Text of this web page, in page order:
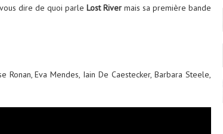
dire de quoi parle Lost River mais sa première bande
Ronan, Eva Mendes, Iain De Caestecker, Barbara Steele,